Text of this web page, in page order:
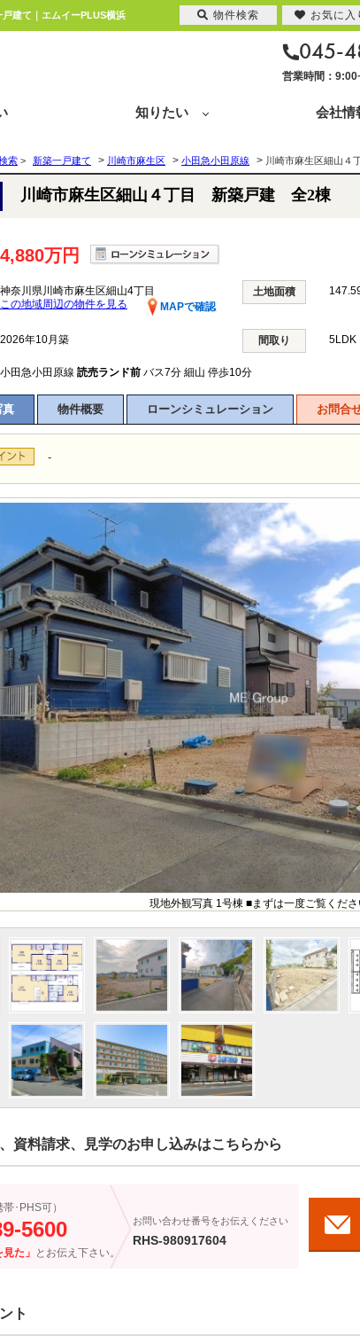
建て｜エムイーPLUS横浜
045-
営業時間：
知りたい 会社情
索 > 新築一戸建て > 川崎市麻生区 > 小田急小田原線 > 川崎市麻生区細山
川崎市麻生区細山４丁目 新築戸建 全2棟
4,880万円
神奈川県川崎市麻生区細山4丁目
MAPで確認
この地域周辺の物件を見る
土地面積
2026年10月築 間取り
小田急小田原線 読売ランド前 バス7分 細山 停歩10分
真 物件概要 ローンシミュレーション お問合
-
現地外観写真 1号棟 ■まずは一度ご覧くだ
資料請求、見学のお申し込みはこちらから
･PHS可）
5600
た」 とお伝え下さい。
お問い合わせ番号をお伝えください
RHS-980917604
ト
物件検索 お気に入